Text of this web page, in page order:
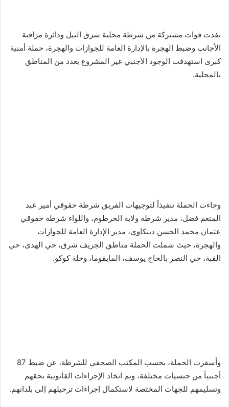
نفذت قوات مشتركة من شرطة محلية شرق النيل ودائرة مراقبة
الأجانب وضبط الهجرة بالإدارة العامة للجوازات والهجرة، حملة أمنية
كبرى استهدفت الوجود الأجنبي غير المشروع بعدد من المناطق
بالمحلية.
وجاءت الحملة تنفيذاً لتوجيهات الفريق شرطة حقوقي أمير عبد
المنعم فضل، مدير شرطة ولاية الخرطوم، واللواء شرطة حقوقي
عثمان محمد الحسن دينكاوي، مدير الإدارة العامة للجوازات
والهجرة، حيث شملت الحملة مناطق الجريف شرق، حي الهدى، حي
القبة، حي النصر بالحاج يوسف، المايقوما، وحلة كوكو.
وأسفرت الحملة، بحسب المكتب الصحفي للشرطة، عن ضبط 87
أجنبياً من جنسيات مختلفة، وتم اتخاذ الإجراءات القانونية بحقهم
وتسليمهم للجهات المختصة لاستكمال إجراءات ترحيلهم إلى بلدانهم.